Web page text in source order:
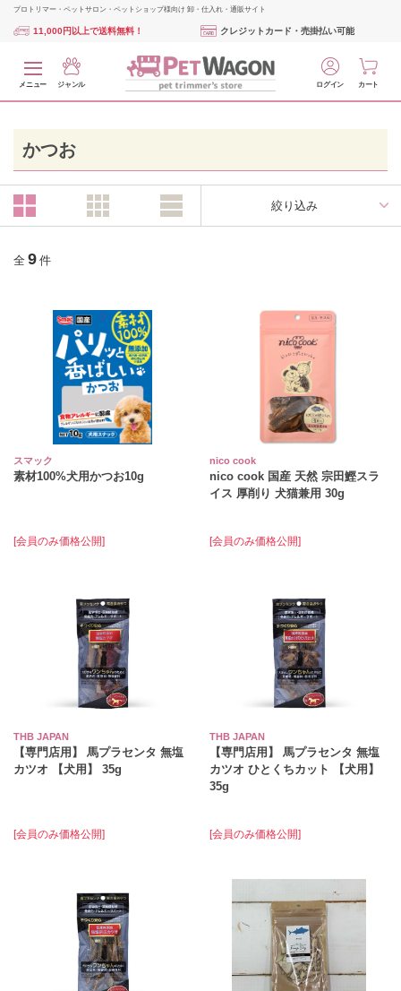
プロトリマー・ペットサロン・ペットショップ様向け 卸・仕入れ・通販サイト
11,000円以上で送料無料！ クレジットカード・売掛払い可能
メニュー ジャンル ログイン カート
かつお
絞り込み
全 9 件
スマック
素材100%犬用かつお10g
[会員のみ価格公開]
nico cook
nico cook 国産 天然 宗田鰹スラ
イス 厚削り 犬猫兼用 30g
[会員のみ価格公開]
THB JAPAN
【専門店用】 馬プラセンタ 無塩
カツオ 【犬用】 35g
[会員のみ価格公開]
THB JAPAN
【専門店用】 馬プラセンタ 無塩
カツオ ひとくちカット 【犬用】
35g
[会員のみ価格公開]